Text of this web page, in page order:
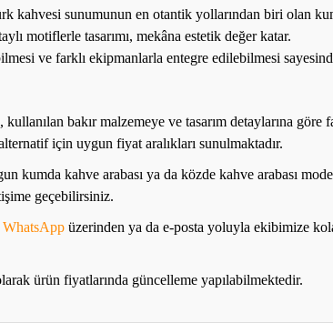
kahvesi sunumunun en otantik yollarından biri olan
motiflerle tasarımı, mekâna estetik değer katar.
ve farklı ekipmanlarla entegre edilebilmesi
bakır malzemeye ve tasarım detaylarına
için uygun fiyat aralıkları sunulmaktadır.
kumda kahve arabası ya da közde kahve arabası
geçebilirsiniz.
WhatsApp üzerinden ya da e-posta yoluyla ekibimize
ürün fiyatlarında güncelleme yapılabilmektedir.